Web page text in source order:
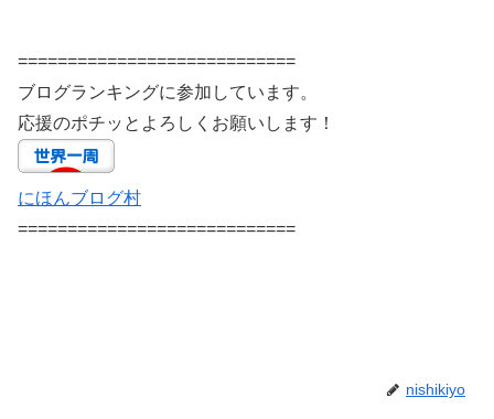
============================
ブログランキングに参加しています。
応援のポチッとよろしくお願いします！
にほんブログ村
============================
nishikiyo